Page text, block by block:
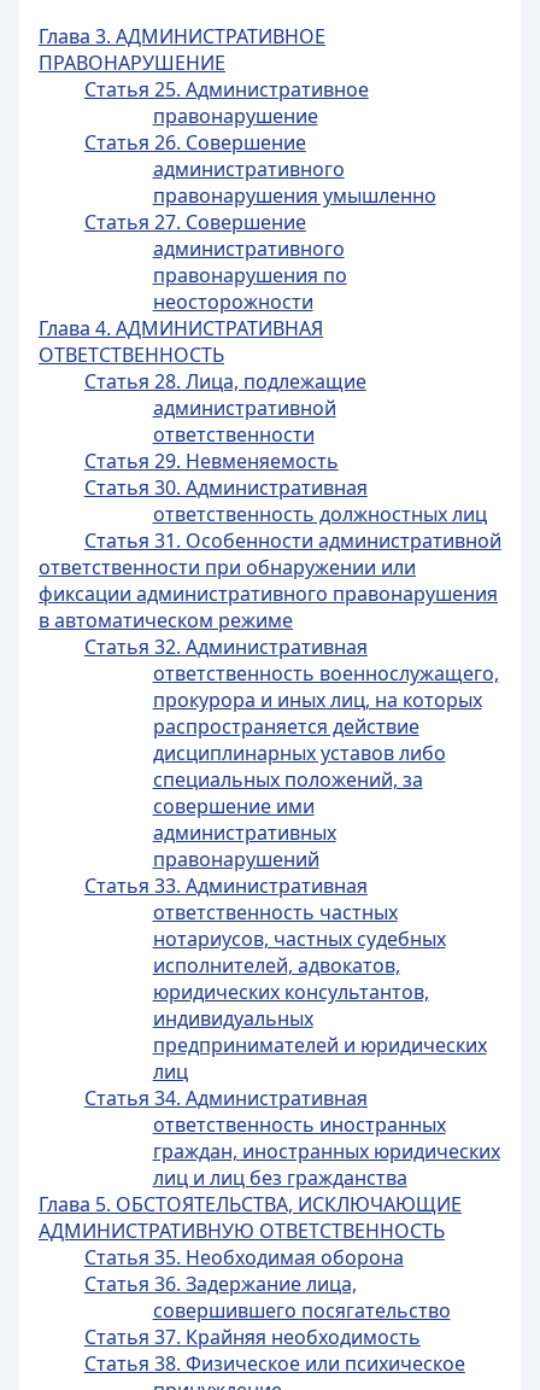
Глава 3. АДМИНИСТРАТИВНОЕ
ПРАВОНАРУШЕНИЕ
Статья 25. Административное
правонарушение
Статья 26. Совершение
административного
правонарушения умышленно
Статья 27. Совершение
административного
правонарушения по
неосторожности
Глава 4. АДМИНИСТРАТИВНАЯ
ОТВЕТСТВЕННОСТЬ
Статья 28. Лица, подлежащие
административной
ответственности
Статья 29. Невменяемость
Статья 30. Административная
ответственность должностных лиц
Статья 31. Особенности административной
ответственности при обнаружении или
фиксации административного правонарушения
в автоматическом режиме
Статья 32. Административная
ответственность военнослужащего,
прокурора и иных лиц, на которых
распространяется действие
дисциплинарных уставов либо
специальных положений, за
совершение ими
административных
правонарушений
Статья 33. Административная
ответственность частных
нотариусов, частных судебных
исполнителей, адвокатов,
юридических консультантов,
индивидуальных
предпринимателей и юридических
лиц
Статья 34. Административная
ответственность иностранных
граждан, иностранных юридических
лиц и лиц без гражданства
Глава 5. ОБСТОЯТЕЛЬСТВА, ИСКЛЮЧАЮЩИЕ
АДМИНИСТРАТИВНУЮ ОТВЕТСТВЕННОСТЬ
Статья 35. Необходимая оборона
Статья 36. Задержание лица,
совершившего посягательство
Статья 37. Крайняя необходимость
Статья 38. Физическое или психическое